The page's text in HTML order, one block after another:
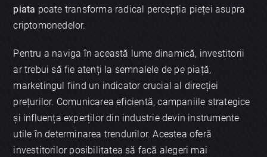
piata poate transforma radical percepția pieței asupra
criptomonedelor.
Pentru a naviga în această lume dinamică, investitorii
ar trebui să fie atenți la semnalele de pe piață,
marketingul fiind un indicator crucial al direcției
prețurilor. Comunicarea eficientă, campaniile strategice
și influența experților din industrie devin instrumente
utile în determinarea trendurilor. Acestea oferă
investitorilor posibilitatea să facă alegeri mai